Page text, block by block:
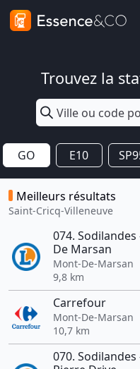
Trouvez la
GO E10
Meilleurs résultats
Saint-Cricq-Villeneuve
074.
De Marsan
Mont-De-Marsan
9,8 km
Carrefour
Mont-De-Marsan
10,7 km
070. Sodilandes